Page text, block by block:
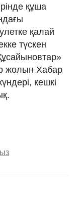
құша
қалай
түскен
жолын Хабар
кешкі